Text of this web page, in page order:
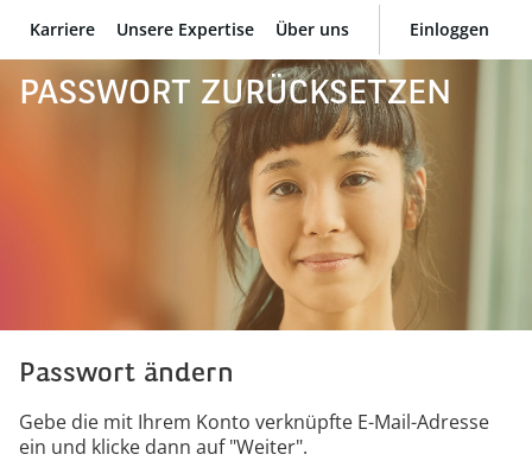
BNP Paribas
Karriere Unsere Expertise Über uns Einloggen
PASSWORT ZURÜCKSETZEN
Passwort ändern
Gebe die mit Ihrem Konto verknüpfte E-Mail-Adresse
ein und klicke dann auf "Weiter".